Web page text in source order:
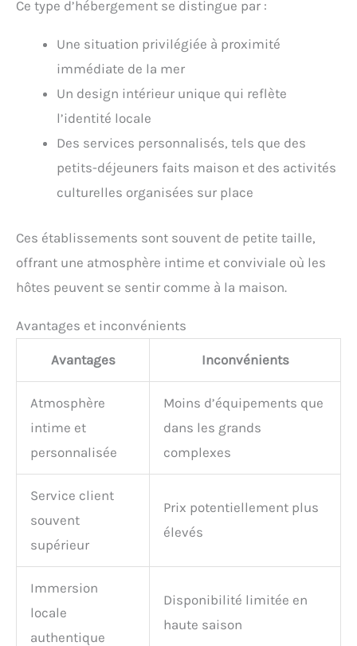
Ce type d’hébergement se distingue par :
Une situation privilégiée à proximité
immédiate de la mer
Un design intérieur unique qui reflète
l’identité locale
Des services personnalisés, tels que des
petits-déjeuners faits maison et des activités
culturelles organisées sur place
Ces établissements sont souvent de petite taille,
offrant une atmosphère intime et conviviale où les
hôtes peuvent se sentir comme à la maison.
Avantages et inconvénients
Avantages Inconvénients
Atmosphère
intime et
personnalisée
Moins d’équipements que
dans les grands
complexes
Service client
souvent
supérieur
Prix potentiellement plus
élevés
Immersion
locale
authentique
Disponibilité limitée en
haute saison